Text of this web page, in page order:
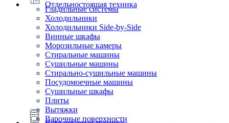
Отдельностоящая техника
Гладильные системы
Холодильники
Холодильники Side-by-Side
Винные шкафы
Морозильные камеры
Стиральные машины
Сушильные машины
Стирально-сушильные машины
Посудомоечные машины
Сушильные шкафы
Плиты
Вытяжки
Варочные поверхности